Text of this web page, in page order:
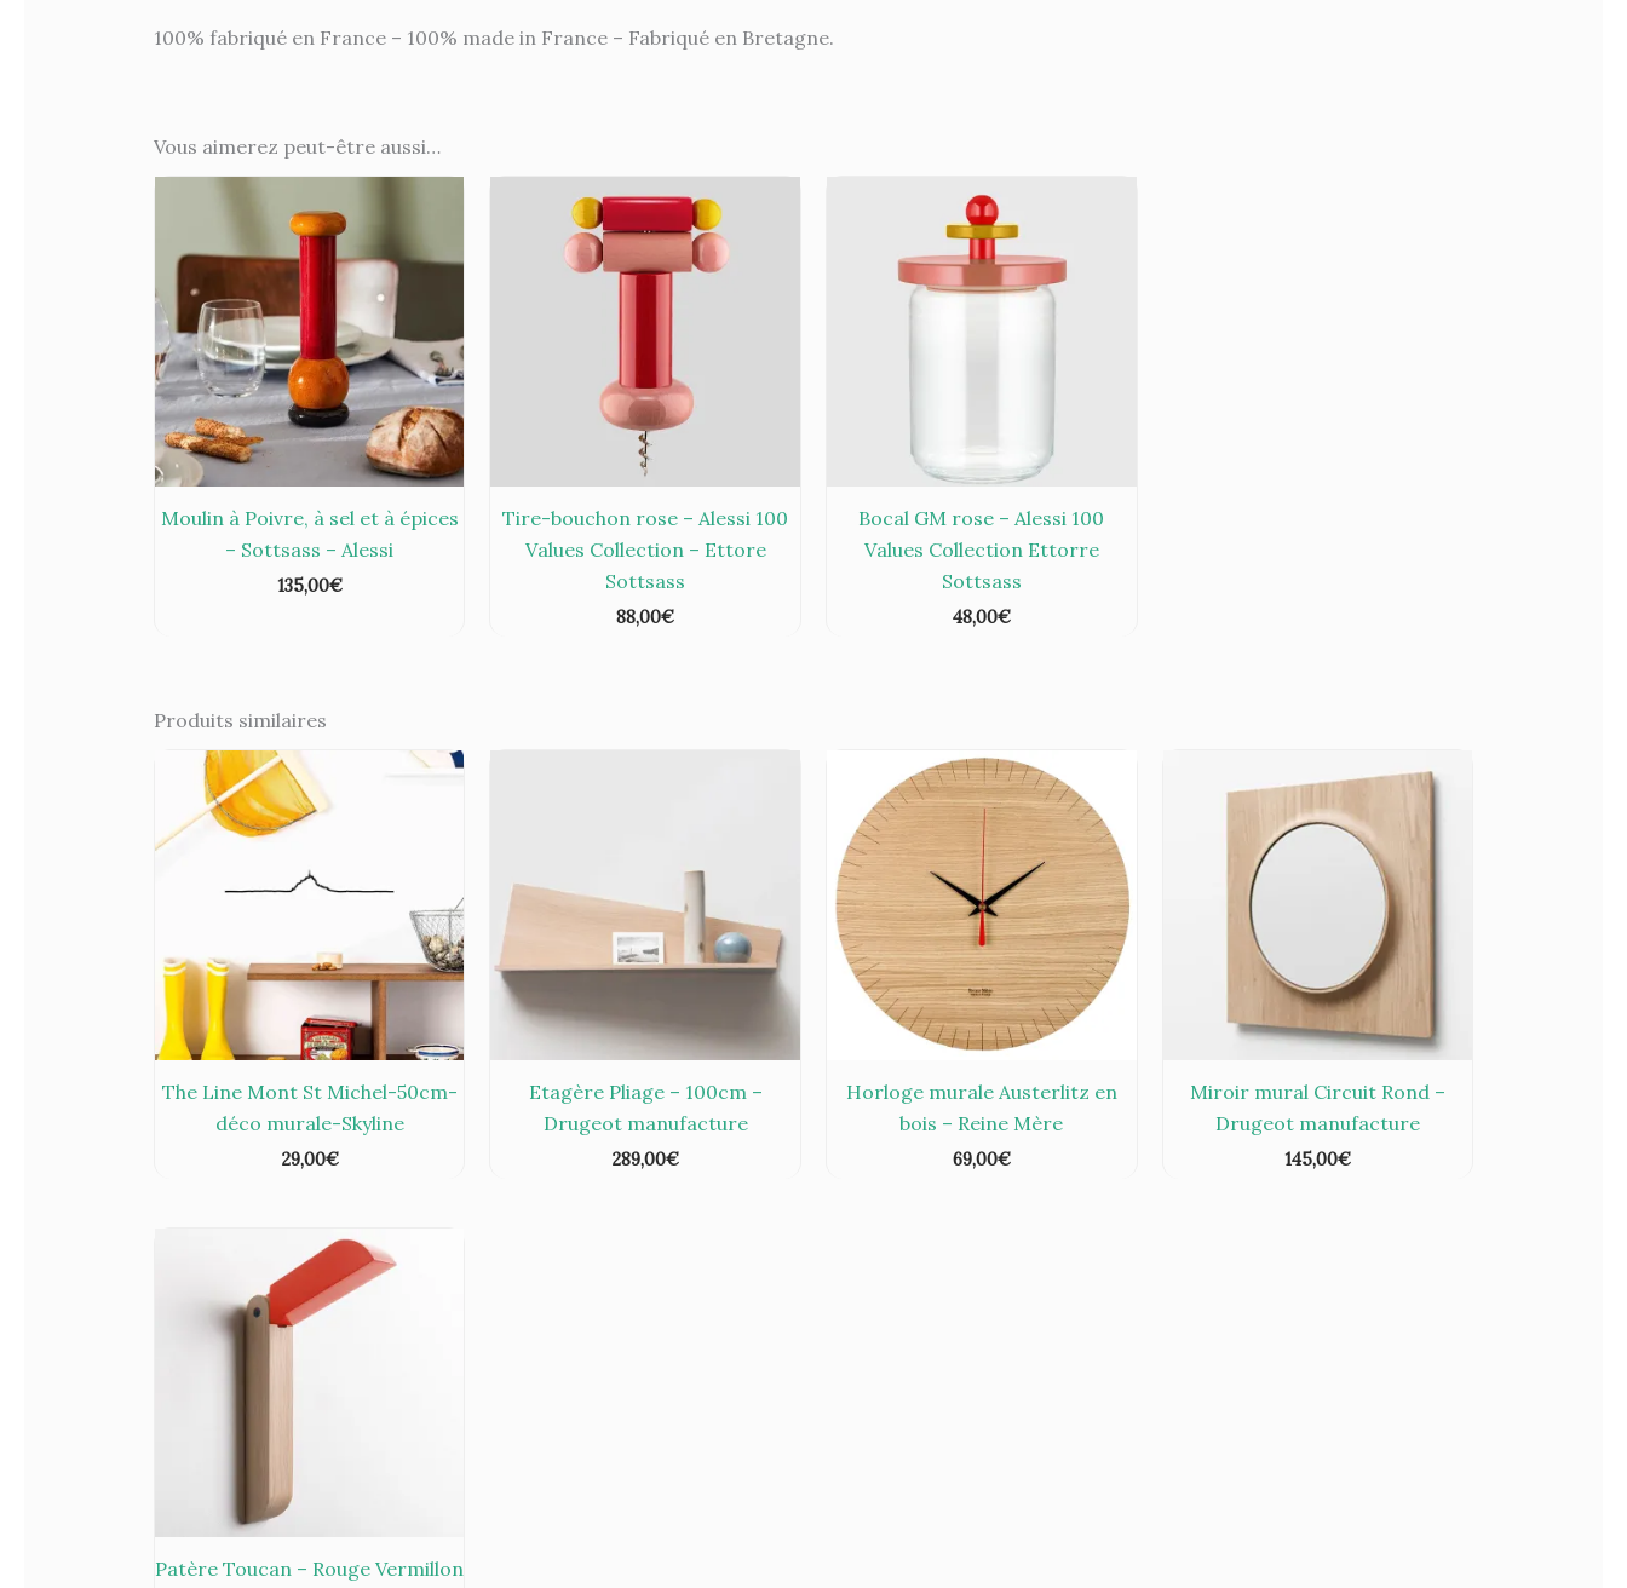
100% fabriqué en France – 100% made in France – Fabriqué en Bretagne.
Vous aimerez peut-être aussi…
Moulin à Poivre, à sel et à épices
– Sottsass – Alessi
135,00€
Tire-bouchon rose – Alessi 100
Values Collection – Ettore
Sottsass
88,00€
Bocal GM rose – Alessi 100
Values Collection Ettorre
Sottsass
48,00€
Produits similaires
The Line Mont St Michel-50cm-
déco murale-Skyline
29,00€
Etagère Pliage – 100cm –
Drugeot manufacture
289,00€
Horloge murale Austerlitz en
bois – Reine Mère
69,00€
Miroir mural Circuit Rond –
Drugeot manufacture
145,00€
Patère Toucan – Rouge Vermillon